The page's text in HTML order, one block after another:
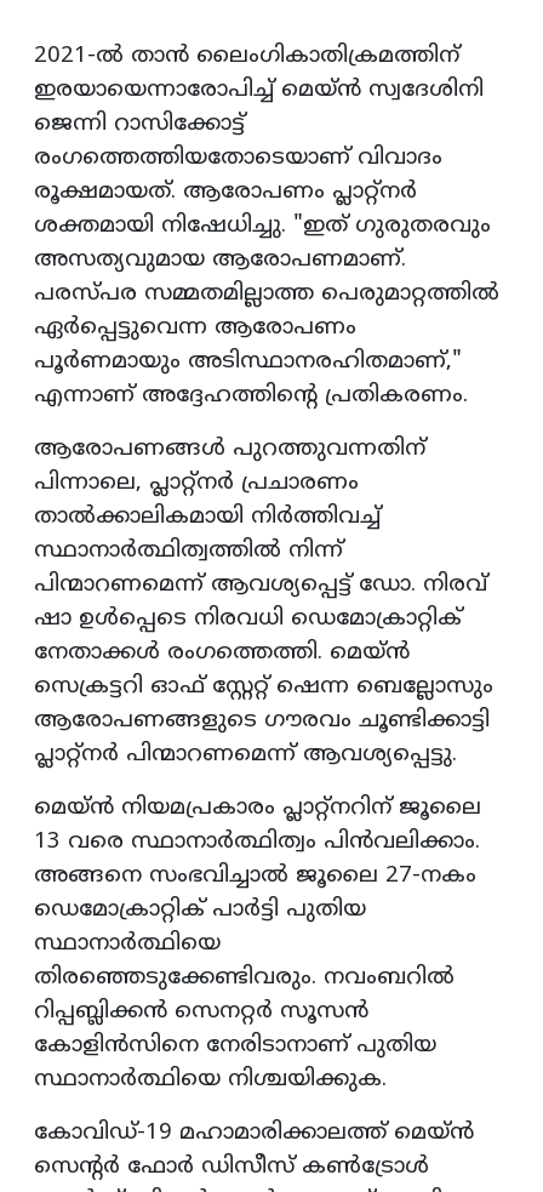
2021-ൽ താൻ ലൈംഗികാതിക്രമത്തിന്
ഇരയായെന്നാരോപിച്ച് മെയ്ൻ സ്വദേശിനി
ജെന്നി റാസിക്കോട്ട്
രംഗത്തെത്തിയതോടെയാണ് വിവാദം
രൂക്ഷമായത്. ആരോപണം പ്ലാറ്റ്നർ
ശക്തമായി നിഷേധിച്ചു. "ഇത് ഗുരുതരവും
അസത്യവുമായ ആരോപണമാണ്.
പരസ്പര സമ്മതമില്ലാത്ത പെരുമാറ്റത്തിൽ
ഏർപ്പെട്ടുവെന്ന ആരോപണം
പൂർണമായും അടിസ്ഥാനരഹിതമാണ്,"
എന്നാണ് അദ്ദേഹത്തിന്റെ പ്രതികരണം.
ആരോപണങ്ങൾ പുറത്തുവന്നതിന്
പിന്നാലെ, പ്ലാറ്റ്നർ പ്രചാരണം
താൽക്കാലികമായി നിർത്തിവച്ച്
സ്ഥാനാർത്ഥിത്വത്തിൽ നിന്ന്
പിന്മാറണമെന്ന് ആവശ്യപ്പെട്ട് ഡോ. നിരവ്
ഷാ ഉൾപ്പെടെ നിരവധി ഡെമോക്രാറ്റിക്
നേതാക്കൾ രംഗത്തെത്തി. മെയ്ൻ
സെക്രട്ടറി ഓഫ് സ്റ്റേറ്റ് ഷെന്ന ബെല്ലോസും
ആരോപണങ്ങളുടെ ഗൗരവം ചൂണ്ടിക്കാട്ടി
പ്ലാറ്റ്നർ പിന്മാറണമെന്ന് ആവശ്യപ്പെട്ടു.
മെയ്ൻ നിയമപ്രകാരം പ്ലാറ്റ്നറിന് ജൂലൈ
13 വരെ സ്ഥാനാർത്ഥിത്വം പിൻവലിക്കാം.
അങ്ങനെ സംഭവിച്ചാൽ ജൂലൈ 27-നകം
ഡെമോക്രാറ്റിക് പാർട്ടി പുതിയ
സ്ഥാനാർത്ഥിയെ
തിരഞ്ഞെടുക്കേണ്ടിവരും. നവംബറിൽ
റിപ്പബ്ലിക്കൻ സെനറ്റർ സൂസൻ
കോളിൻസിനെ നേരിടാനാണ് പുതിയ
സ്ഥാനാർത്ഥിയെ നിശ്ചയിക്കുക.
കോവിഡ്-19 മഹാമാരിക്കാലത്ത് മെയ്ൻ
സെന്റർ ഫോർ ഡിസീസ് കൺട്രോൾ